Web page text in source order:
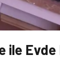
ile